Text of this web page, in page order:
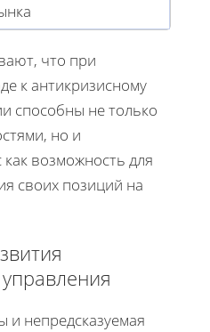
что при
к антикризисному
способны не только
но и
возможность для
своих позиций на
непредсказуемая